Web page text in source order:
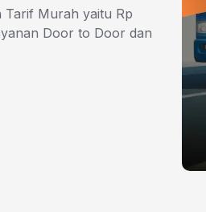
Tarif Murah yaitu Rp
Door to Door dan